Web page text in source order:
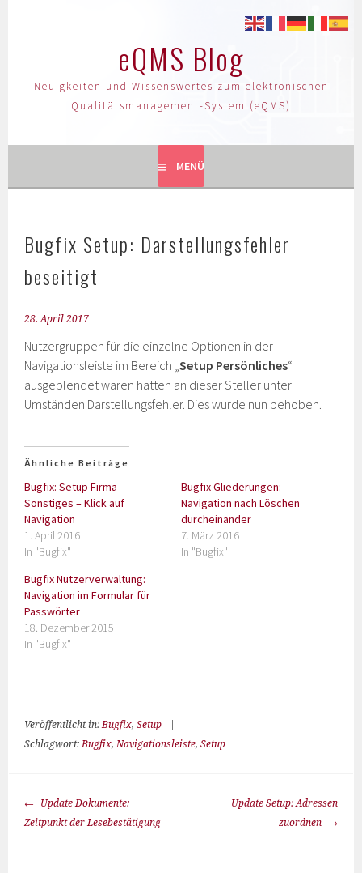
eQMS Blog
Neuigkeiten und Wissenswertes zum elektronischen
Qualitätsmanagement-System (eQMS)
MENÜ
Bugfix Setup: Darstellungsfehler
beseitigt
28. April 2017
Nutzergruppen für die einzelne Optionen in der
Navigationsleiste im Bereich „Setup Persönliches“
ausgeblendet waren hatten an dieser Steller unter
Umständen Darstellungsfehler. Dies wurde nun behoben.
Ähnliche Beiträge
Bugfix: Setup Firma –
Sonstiges – Klick auf
Navigation
1. April 2016
In "Bugfix"
Bugfix Gliederungen:
Navigation nach Löschen
durcheinander
7. März 2016
In "Bugfix"
Bugfix Nutzerverwaltung:
Navigation im Formular für
Passwörter
18. Dezember 2015
In "Bugfix"
Veröffentlicht in:Bugfix,Setup
Schlagwort:Bugfix,Navigationsleiste,Setup
Update Dokumente:
Zeitpunkt der Lesebestätigung
Update Setup: Adressen
zuordnen